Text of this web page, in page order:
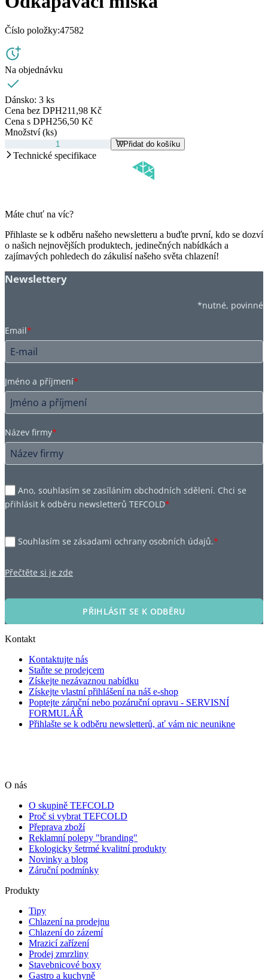
Číslo položky:47582
Na objednávku
Dánsko: 3 ks
Cena bez DPH211,98 Kč
Cena s DPH256,50 Kč
Množství (ks)
Přidat do košíku
Technické specifikace
Máte chuť na víc?
Přihlaste se k odběru našeho newsletteru a buďte první, kdo se dozví
o našich nejnovějších produktech, jedinečných nabídkách a
zajímavých pohledech do zákulisí našeho světa chlazení!
Newslettery
*nutné, povinné
Email*
Jméno a příjmení*
Název firmy*
Ano, souhlasím se zasíláním obchodních sdělení. Chci se
přihlásit k odběru newsletterů TEFCOLD*
Souhlasím se zásadami ochrany osobních údajů.*
Přečtěte si je zde
PŘIHLÁSIT SE K ODBĚRU
Kontakt
Kontaktujte nás
Staňte se prodejcem
Získejte nezávaznou nabídku
Získejte vlastní přihlášení na náš e-shop
Poptejte záruční nebo pozáruční opravu - SERVISNÍ
FORMULÁŘ
Přihlašte se k odběru newsletterů, ať vám nic neunikne
O nás
O skupině TEFCOLD
Proč si vybrat TEFCOLD
Přeprava zboží
Reklamní polepy "branding"
Ekologicky šetrmé kvalitní produkty
Novinky a blog
Záruční podmínky
Produkty
Tipy
Chlazení na prodejnu
Chlazení do zázemí
Mrazicí zařízení
Prodej zmrzliny
Stavebnicové boxy
Gastro a kuchyně